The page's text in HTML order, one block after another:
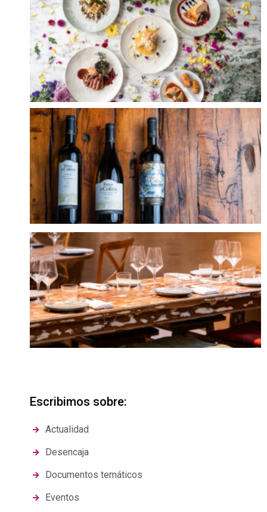
Escribimos sobre:
Actualidad
Desencaja
Documentos temáticos
Eventos